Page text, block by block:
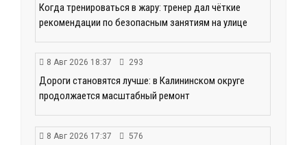
Когда тренироваться в жару: тренер дал чёткие
рекомендации по безопасным занятиям на улице
8 Авг 2026 18:37 293
Дороги становятся лучше: в Калининском округе
продолжается масштабный ремонт
8 Авг 2026 17:37 576